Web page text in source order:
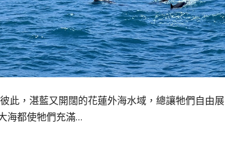
此，湛藍又開闊的花蓮外海水域，總讓牠們自由展
海都使牠們充滿…